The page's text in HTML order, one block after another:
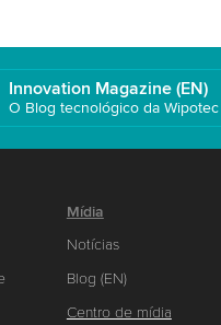
Innovation Magazine (EN)
O Blog tecnológico da Wipotec
Mídia
Notícias
Blog (EN)
Centro de mídia